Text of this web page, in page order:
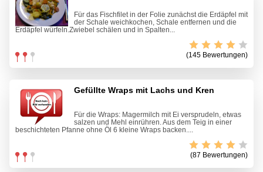
Für das Fischfilet in der Folie zunächst die Erdäpfel mit
der Schale weichkochen, Schale entfernen und die
Erdäpfel würfeln.Zwiebel schälen und in Spalten...
(145 Bewertungen)
Gefüllte Wraps mit Lachs und Kren
Für die Wraps: Magermilch mit Ei versprudeln, etwas
salzen und Mehl einrühren. Aus dem Teig in einer
beschichteten Pfanne ohne Öl 6 kleine Wraps backen....
(87 Bewertungen)